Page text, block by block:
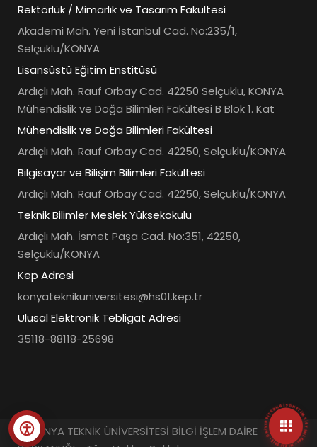
Rektörlük / Mimarlık ve Tasarım Fakültesi
Akademi Mah. Yeni İstanbul Cad. No:235/1,
Selçuklu/KONYA
Lisansüstü Eğitim Enstitüsü
Ardıçlı Mah. Rauf Orbay Cad. 42250 Selçuklu, KONYA
Mühendislik ve Doğa Bilimleri Fakültesi B Blok 1. Kat
Mühendislik ve Doğa Bilimleri Fakültesi
Ardıçlı Mah. Rauf Orbay Cad. 42250, Selçuklu/KONYA
Bilgisayar ve Bilişim Bilimleri Fakültesi
Ardıçlı Mah. Rauf Orbay Cad. 42250, Selçuklu/KONYA
Teknik Bilimler Meslek Yüksekokulu
Ardıçlı Mah. İsmet Paşa Cad. No:351, 42250,
Selçuklu/KONYA
Kep Adresi
konyateknikuniversitesi@hs01.kep.tr
Ulusal Elektronik Tebligat Adresi
35118-88118-25698
© KONYA TEKNİK ÜNİVERSİTESİ BİLGİ İŞLEM DAİRE• ÜNIVERSITE BILGI YÖNETIM SISTEMLERI • HIZLI ERIŞIM MENÜSÜ •